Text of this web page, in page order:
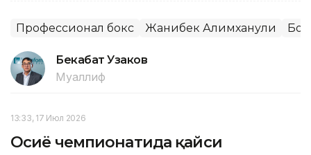
Профессионал бокс Жанибек Алимханули
Бекабат Узаков
Муаллиф
13:33, 17 Июл 2026
Осиё чемпионатида қайси